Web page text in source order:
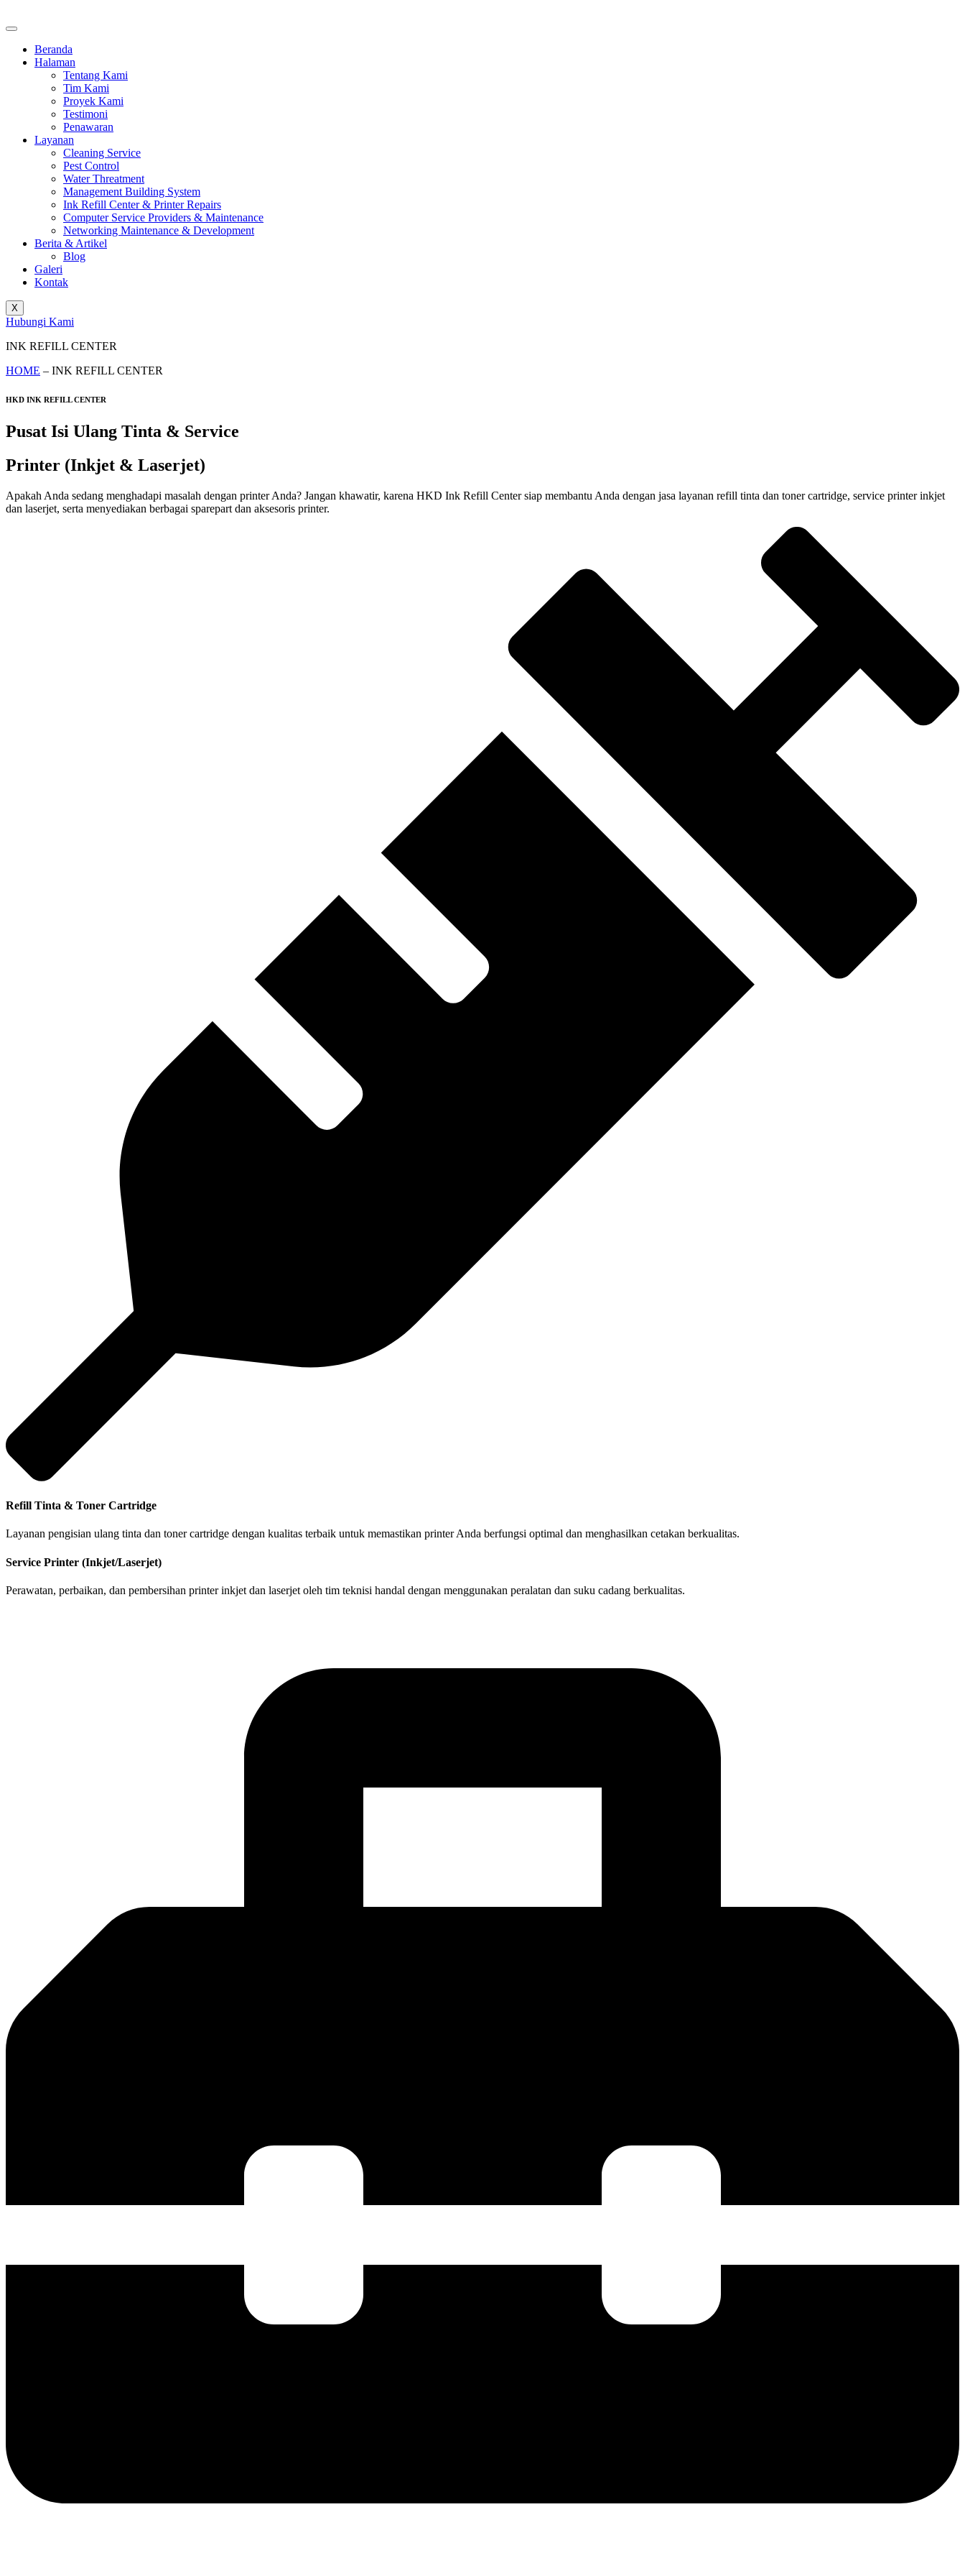
Beranda
Halaman
Tentang Kami
Tim Kami
Proyek Kami
Testimoni
Penawaran
Layanan
Cleaning Service
Pest Control
Water Threatment
Management Building System
Ink Refill Center & Printer Repairs
Computer Service Providers & Maintenance
Networking Maintenance & Development
Berita & Artikel
Blog
Galeri
Kontak
X
Hubungi Kami
INK REFILL CENTER
HOME – INK REFILL CENTER
HKD INK REFILL CENTER
Pusat Isi Ulang Tinta & Service
Printer (Inkjet & Laserjet)
Apakah Anda sedang menghadapi masalah dengan printer Anda? Jangan khawatir, karena HKD Ink Refill Center siap membantu Anda dengan jasa layanan refill tinta dan toner cartridge, service printer inkjet
dan laserjet, serta menyediakan berbagai sparepart dan aksesoris printer.
Refill Tinta & Toner Cartridge
Layanan pengisian ulang tinta dan toner cartridge dengan kualitas terbaik untuk memastikan printer Anda berfungsi optimal dan menghasilkan cetakan berkualitas.
Service Printer (Inkjet/Laserjet)
Perawatan, perbaikan, dan pembersihan printer inkjet dan laserjet oleh tim teknisi handal dengan menggunakan peralatan dan suku cadang berkualitas.